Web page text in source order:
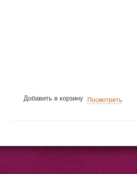
Добавить в корзину Посмотреть